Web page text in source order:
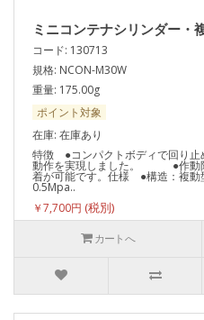
ミニコンテナシリンダー・
コード: 130713
規格: NCON-M30W
重量: 175.00g
ポイント対象
在庫: 在庫あり
特徴 ●コンパクトボディで回
動作を実現しました。 ●作動限
着が可能です。仕様 ●構造：
0.5Mpa..
￥7,700円
カートへ